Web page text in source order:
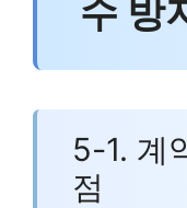
수 방
5-1. 계
점